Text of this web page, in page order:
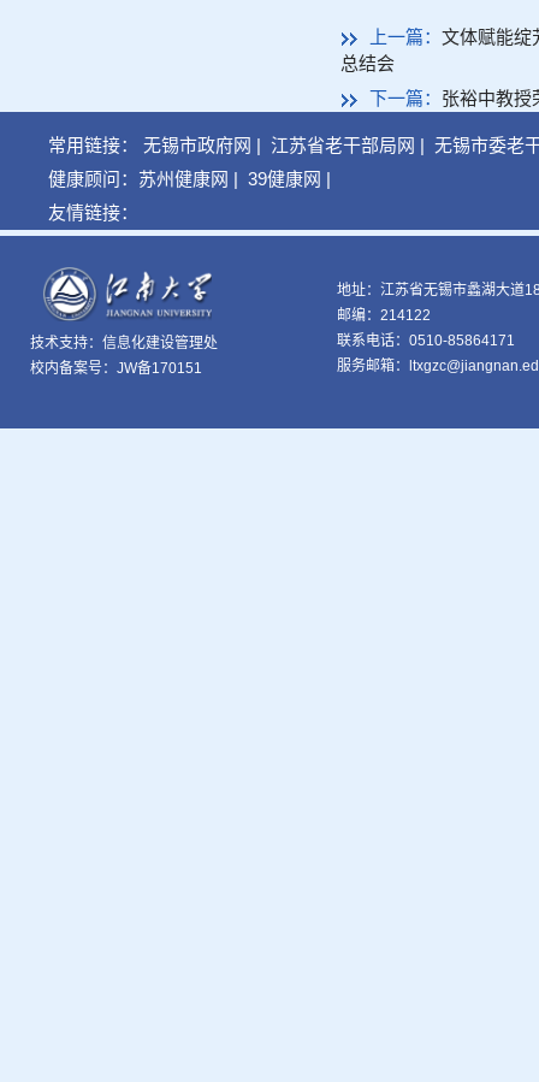
上一篇： 文体赋能
总结会
下一篇： 张裕中教授
常用链接： 无锡市政府网 | 江苏省老干部局网 | 无锡市委老
健康顾问： 苏州健康网 | 39健康网 |
友情链接：
技术支持： 信息化建设管理处
校内备案号：JW备170151
地址：江苏省无锡市蠡湖大道
邮编：214122
联系电话：0510-85864171
服务邮箱：